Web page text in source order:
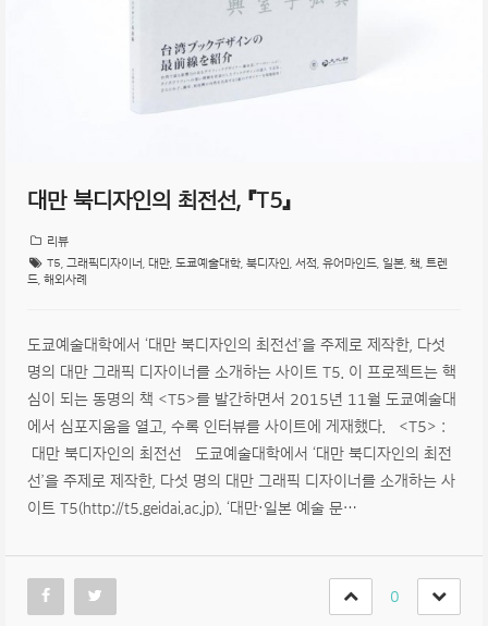
대만 북디자인의 최전선, 『T5』
리뷰
T5
그래픽디자이너 대만 도쿄예술대학 북디자인 서적 유어마인드 일본 책
트렌
드 해외사례
도쿄예술대학에서 ‘대만 북디자인의 최전선’을 주제로 제작한, 다섯
명의 대만 그래픽 디자이너를 소개하는 사이트 T5. 이 프로젝트는 핵
심이 되는 동명의 책 <T5>를 발간하면서 2015년 11월 도쿄예술대
에서 심포지움을 열고, 수록 인터뷰를 사이트에 게재했다. <T5> :
대만 북디자인의 최전선 도쿄예술대학에서 ‘대만 북디자인의 최전
선’을 주제로 제작한, 다섯 명의 대만 그래픽 디자이너를 소개하는 사
이트 T5(http://t5.geidai.ac.jp). ‘대만·일본 예술 문…
0